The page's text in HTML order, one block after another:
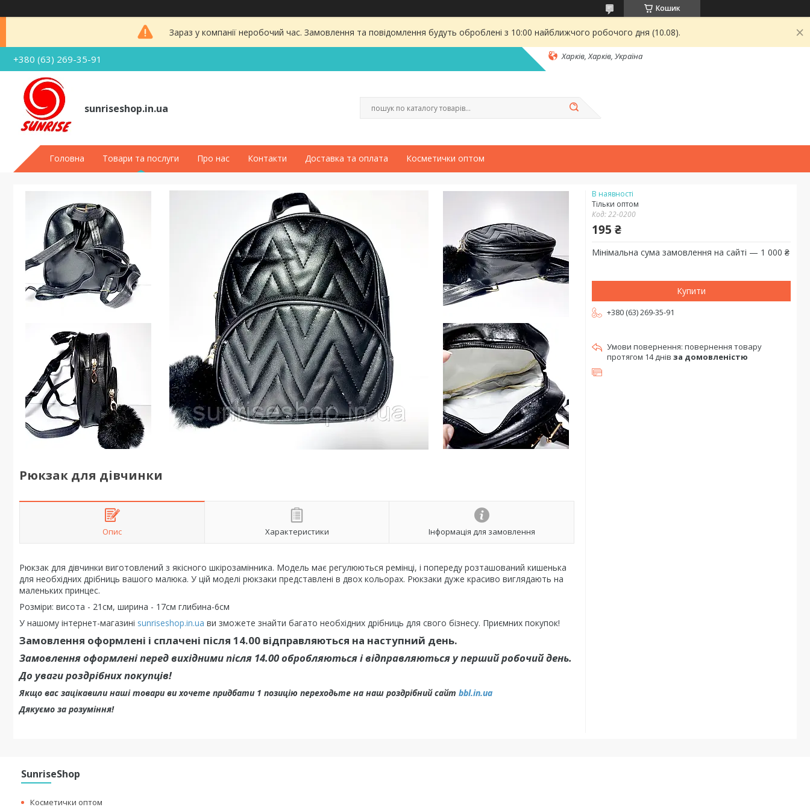
Кошик
Зараз у компанії неробочий час. Замовлення та повідомлення будуть оброблені з 10:00 найближчого робочого дня (10.08).
+380 (63) 269-35-91 Харків, Харків, Україна
sunriseshop.in.ua
Головна Товари та послуги Про нас Контакти Доставка та оплата Косметички оптом
Рюкзак для дівчинки
Опис Характеристики Інформація для замовлення
Рюкзак для дівчинки виготовлений з якісного шкірозамінника. Модель має регулюються ремінці, і попереду розташований кишенька
для необхідних дрібниць вашого малюка. У цій моделі рюкзаки представлені в двох кольорах. Рюкзаки дуже красиво виглядають на
маленьких принцес.
Розміри: висота - 21см, ширина - 17см глибина-6см
У нашому інтернет-магазині sunriseshop.in.ua ви зможете знайти багато необхідних дрібниць для свого бізнесу. Приємних покупок!
Замовлення оформлені і сплачені після 14.00 відправляються на наступний день.
Замовлення оформлені перед вихідними після 14.00 обробляються і відправляються у перший робочий день.
До уваги роздрібних покупців!
Якщо вас зацікавили наші товари ви хочете придбати 1 позицію переходьте на наш роздрібний сайт bbl.in.ua
Дякуємо за розуміння!
В наявності
Тільки оптом
Код:22-0200
195 ₴
Мінімальна сума замовлення на сайті — 1 000 ₴
Купити
+380 (63) 269-35-91
повернення товару
протягом 14 днів за домовленістю
SunriseShop
Косметички оптом